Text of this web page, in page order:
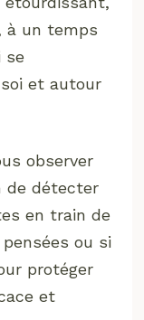
à un temps
se
et autour
observer
de détecter
en train de
ou si
protéger
et